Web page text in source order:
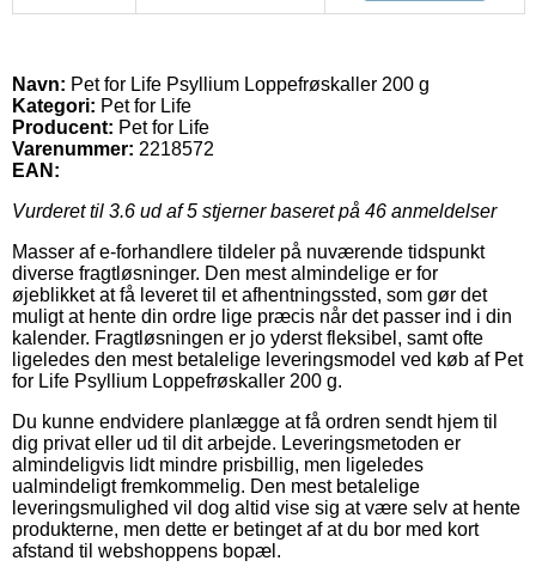
Navn: Pet for Life Psyllium Loppefrøskaller 200 g
Kategori: Pet for Life
Producent: Pet for Life
Varenummer: 2218572
EAN:
Vurderet til 3.6 ud af 5 stjerner baseret på 46 anmeldelser
Masser af e-forhandlere tildeler på nuværende tidspunkt
diverse fragtløsninger. Den mest almindelige er for
øjeblikket at få leveret til et afhentningssted, som gør det
muligt at hente din ordre lige præcis når det passer ind i din
kalender. Fragtløsningen er jo yderst fleksibel, samt ofte
ligeledes den mest betalelige leveringsmodel ved køb af Pet
for Life Psyllium Loppefrøskaller 200 g.
Du kunne endvidere planlægge at få ordren sendt hjem til
dig privat eller ud til dit arbejde. Leveringsmetoden er
almindeligvis lidt mindre prisbillig, men ligeledes
ualmindeligt fremkommelig. Den mest betalelige
leveringsmulighed vil dog altid vise sig at være selv at hente
produkterne, men dette er betinget af at du bor med kort
afstand til webshoppens bopæl.